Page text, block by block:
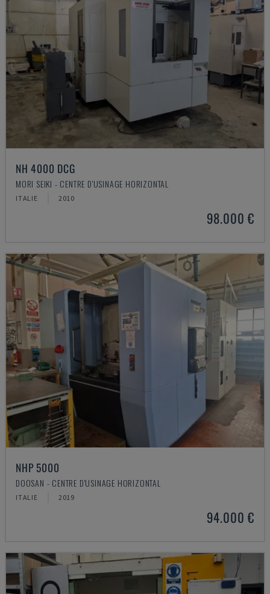
NH 4000 DCG
MORI SEIKI - CENTRE D'USINAGE HORIZONTAL
ITALIE 2010
98.000 €
NHP 5000
DOOSAN - CENTRE D'USINAGE HORIZONTAL
ITALIE 2019
94.000 €